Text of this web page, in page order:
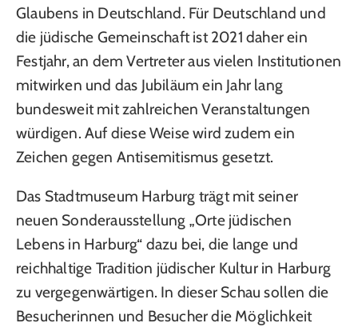
Glaubens in Deutschland. Für Deutschland und
die jüdische Gemeinschaft ist 2021 daher ein
Festjahr, an dem Vertreter aus vielen Institutionen
mitwirken und das Jubiläum ein Jahr lang
bundesweit mit zahlreichen Veranstaltungen
würdigen. Auf diese Weise wird zudem ein
Zeichen gegen Antisemitismus gesetzt.
Das Stadtmuseum Harburg trägt mit seiner
neuen Sonderausstellung „Orte jüdischen
Lebens in Harburg“ dazu bei, die lange und
reichhaltige Tradition jüdischer Kultur in Harburg
zu vergegenwärtigen. In dieser Schau sollen die
Besucherinnen und Besucher die Möglichkeit